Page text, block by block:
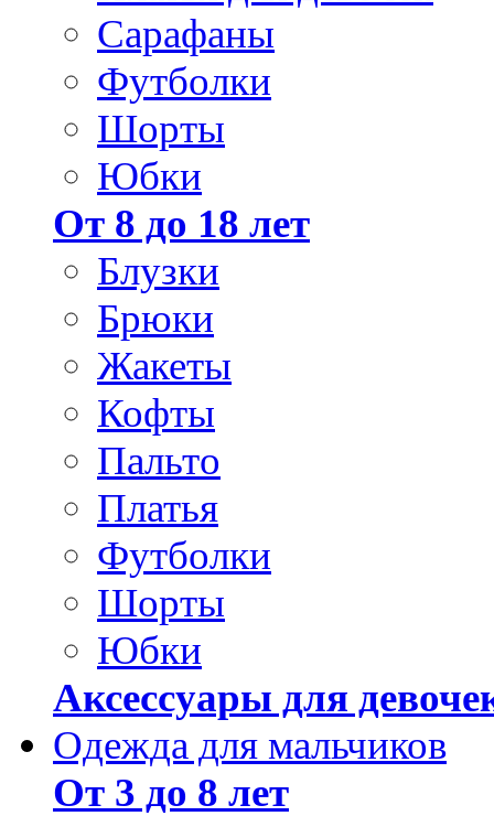
Сарафаны
Футболки
Шорты
Юбки
От 8 до 18 лет
Блузки
Брюки
Жакеты
Кофты
Пальто
Платья
Футболки
Шорты
Юбки
Аксессуары для
Одежда для мальчиков
От 3 до 8 лет